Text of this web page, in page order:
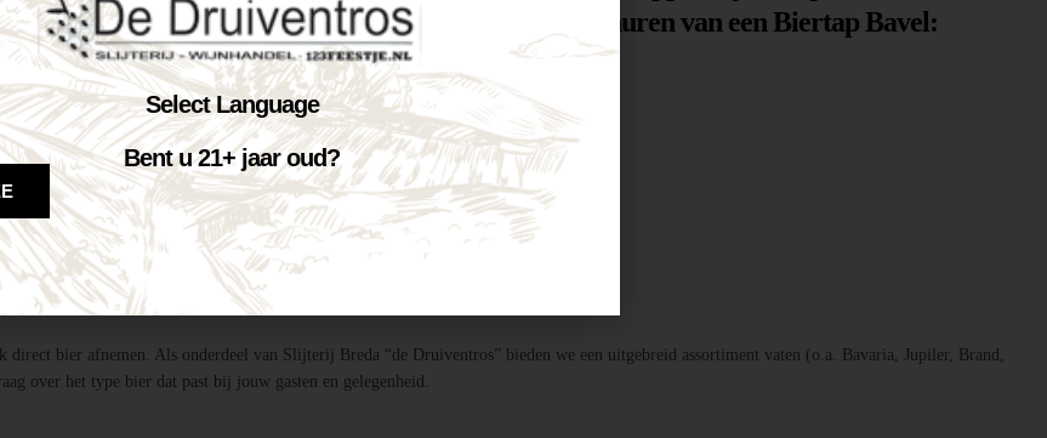
als intieme tuinfeestjes. Enkele voordelen voor het huren van een Biertap Bavel:
perfect koud biertje binnen handbereik.
inclusief fusten, koolzuur en onderstel.
profiteer je van de beste deal én topkwaliteit bier.
photobooths en meer!
bier afnemen. Als onderdeel van Slijterij Breda “de Druiventros” bieden we een uitgebreid assortiment vaten (o.a. Bavaria, Jupiler, Brand,
over het type bier dat past bij jouw gasten en gelegenheid.
Select Language
Bent u 21+ jaar oud?